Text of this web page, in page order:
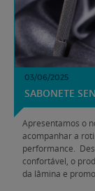
03/06/2025
SABONETE
Apresentamos o
acompanhar a
performance.
confortável, o
da lâmina e